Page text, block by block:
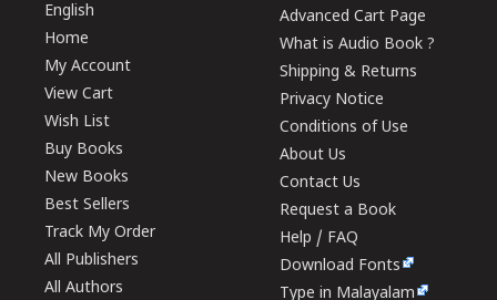
English
Home
My Account
View Cart
Wish List
Buy Books
New Books
Best Sellers
Track My Order
All Publishers
All Authors
Advanced Cart Page
What is Audio Book ?
Shipping & Returns
Privacy Notice
Conditions of Use
About Us
Contact Us
Request a Book
Help / FAQ
Download Fonts
Type in Malayalam